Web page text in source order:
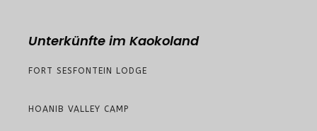
Unterkünfte im Kaokoland
FORT SESFONTEIN LODGE
HOANIB VALLEY CAMP